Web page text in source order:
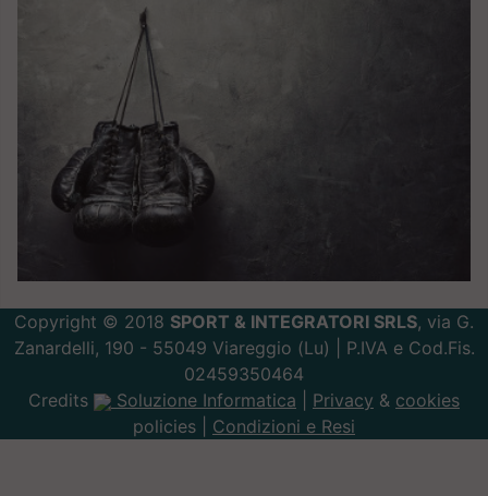
Copyright © 2018 SPORT & INTEGRATORI SRLS, via G.
Zanardelli, 190 - 55049 Viareggio (Lu) | P.IVA e Cod.Fis.
02459350464
Credits
Soluzione Informatica Privacy & cookies
policies | Condizioni e Resi